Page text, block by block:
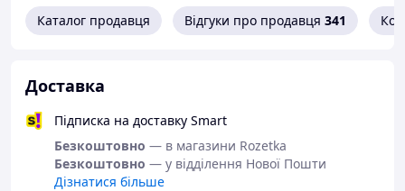
Каталог продавця Відгуки про продавця 341
Доставка
Підписка на доставку Smart
Безкоштовно — в магазини Rozetka
Безкоштовно — у відділення Нової Пошти
Дізнатися більше